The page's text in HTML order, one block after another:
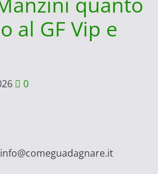
al GF Vip e
0